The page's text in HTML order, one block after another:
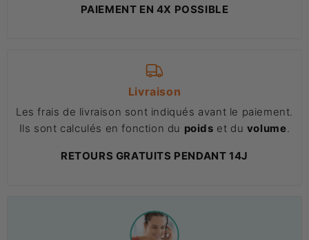
PAIEMENT EN 4X POSSIBLE
Livraison
Les frais de livraison sont indiqués avant le paiement.
Ils sont calculés en fonction du poids et du volume.
RETOURS GRATUITS PENDANT 14J